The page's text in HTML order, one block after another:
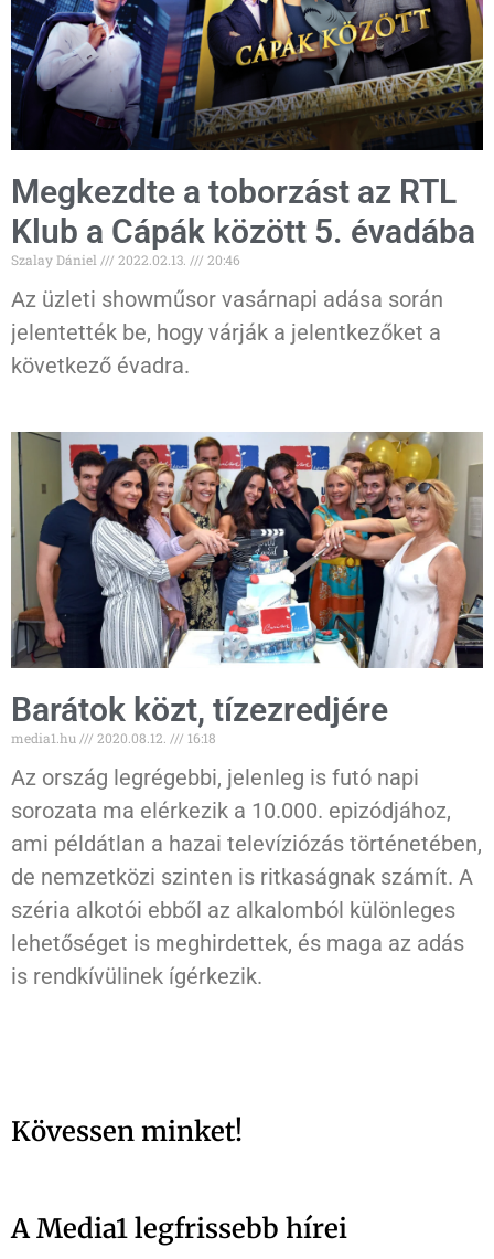
Megkezdte a toborzást az RTL
Klub a Cápák között 5. évadába
Szalay Dániel 2022.02.13. 20:46
Az üzleti showműsor vasárnapi adása során
jelentették be, hogy várják a jelentkezőket a
következő évadra.
Barátok közt, tízezredjére
media1.hu 2020.08.12. 16:18
Az ország legrégebbi, jelenleg is futó napi
sorozata ma elérkezik a 10.000. epizódjához,
ami példátlan a hazai televíziózás történetében,
de nemzetközi szinten is ritkaságnak számít. A
széria alkotói ebből az alkalomból különleges
lehetőséget is meghirdettek, és maga az adás
is rendkívülinek ígérkezik.
Kövessen minket!
A Media1 legfrissebb hírei